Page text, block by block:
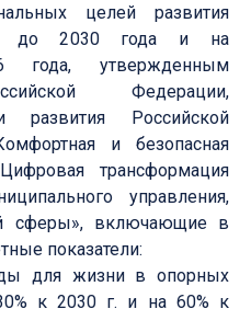
целей развития
до 2030 года и на
года, утвержденным
Федерации,
развития Российской
и безопасная
трансформация
управления,
сферы», включающие в
показатели:
для жизни в опорных
к 2030 г. и на 60% к